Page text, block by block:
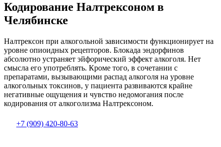
Кодирование Налтрексоном в
Челябинске
Налтрексон при алкогольной зависимости функционирует на
уровне опиоидных рецепторов. Блокада эндорфинов
абсолютно устраняет эйфорический эффект алкоголя. Нет
смысла его употреблять. Кроме того, в сочетании с
препаратами, вызывающими распад алкоголя на уровне
алкогольных токсинов, у пациента развиваются крайне
негативные ощущения и чувство недомогания после
кодирования от алкоголизма Налтрексоном.
+7 (909) 420-80-63